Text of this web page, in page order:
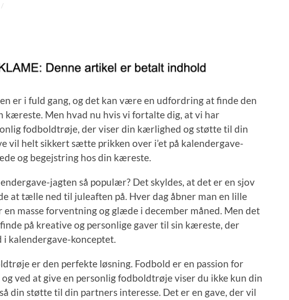
/
er i fuld gang, og det kan være en udfordring at finde den
kæreste. Men hvad nu hvis vi fortalte dig, at vi har
fodboldtrøje, der viser din kærlighed og støtte til din
vil helt sikkert sætte prikken over i’et på kalendergave-
og begejstring hos din kæreste.
jagten så populær? Det skyldes, at det er en sjov
at tælle ned til juleaften på. Hver dag åbner man en lille
en masse forventning og glæde i december måned. Men det
på kreative og personlige gaver til sin kæreste, der
i kalendergave-konceptet.
er den perfekte løsning. Fodbold er en passion for
og ved at give en personlig fodboldtrøje viser du ikke kun din
din støtte til din partners interesse. Det er en gave, der vil